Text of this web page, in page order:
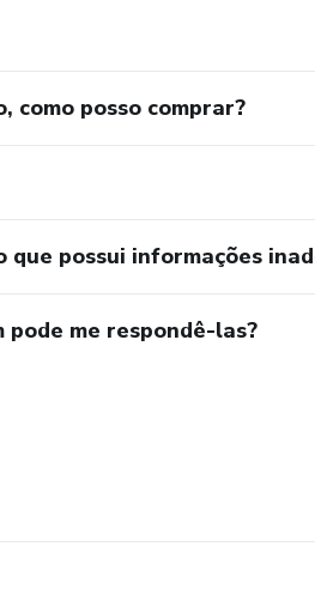
como posso comprar?
que possui informações
pode me respondê-las?